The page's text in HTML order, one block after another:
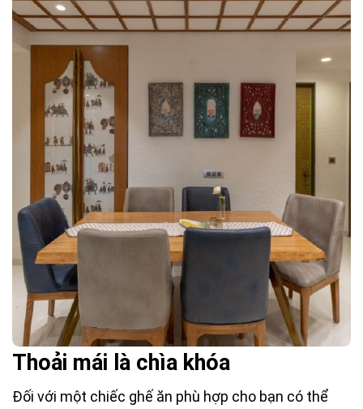
Thoải mái là chìa khóa
Đối với một chiếc ghế ăn phù hợp cho bạn có thể